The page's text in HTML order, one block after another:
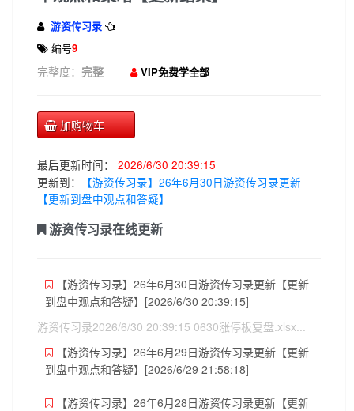
游资传习录
编号9
完整度： 完整 VIP免费学全部
加购物车
最后更新时间： 2026/6/30 20:39:15
更新到：
【游资传习录】26年6月30日游资传习录更新
【更新到盘中观点和答疑】
游资传习录在线更新
【游资传习录】26年6月30日游资传习录更新【更新
到盘中观点和答疑】[2026/6/30 20:39:15]
游资传习录2026/6/30 20:39:15 0630涨停板复盘.xlsx...
【游资传习录】26年6月29日游资传习录更新【更新
到盘中观点和答疑】[2026/6/29 21:58:18]
【游资传习录】26年6月28日游资传习录更新【更新